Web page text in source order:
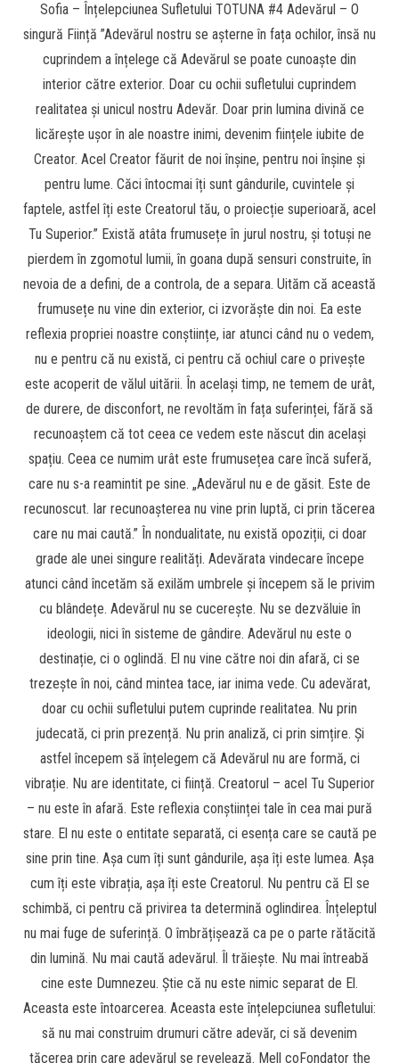
Sofia – Înțelepciunea Sufletului TOTUNA #4 Adevărul – O
singură Ființă ”Adevărul nostru se așterne în fața ochilor, însă nu
cuprindem a înțelege că Adevărul se poate cunoaște din
interior către exterior. Doar cu ochii sufletului cuprindem
realitatea și unicul nostru Adevăr. Doar prin lumina divină ce
licărește ușor în ale noastre inimi, devenim ființele iubite de
Creator. Acel Creator făurit de noi înșine, pentru noi înșine și
pentru lume. Căci întocmai îți sunt gândurile, cuvintele și
faptele, astfel îți este Creatorul tău, o proiecție superioară, acel
Tu Superior.” Există atâta frumusețe în jurul nostru, și totuși ne
pierdem în zgomotul lumii, în goana după sensuri construite, în
nevoia de a defini, de a controla, de a separa. Uităm că această
frumusețe nu vine din exterior, ci izvorăște din noi. Ea este
reflexia propriei noastre conștiințe, iar atunci când nu o vedem,
nu e pentru că nu există, ci pentru că ochiul care o privește
este acoperit de vălul uitării. În același timp, ne temem de urât,
de durere, de disconfort, ne revoltăm în fața suferinței, fără să
recunoaștem că tot ceea ce vedem este născut din același
spațiu. Ceea ce numim urât este frumusețea care încă suferă,
care nu s-a reamintit pe sine. „Adevărul nu e de găsit. Este de
recunoscut. Iar recunoașterea nu vine prin luptă, ci prin tăcerea
care nu mai caută.” În nondualitate, nu există opoziții, ci doar
grade ale unei singure realități. Adevărata vindecare începe
atunci când încetăm să exilăm umbrele și începem să le privim
cu blândețe. Adevărul nu se cucerește. Nu se dezvăluie în
ideologii, nici în sisteme de gândire. Adevărul nu este o
destinație, ci o oglindă. El nu vine către noi din afară, ci se
trezește în noi, când mintea tace, iar inima vede. Cu adevărat,
doar cu ochii sufletului putem cuprinde realitatea. Nu prin
judecată, ci prin prezență. Nu prin analiză, ci prin simțire. Și
astfel începem să înțelegem că Adevărul nu are formă, ci
vibrație. Nu are identitate, ci ființă. Creatorul – acel Tu Superior
– nu este în afară. Este reflexia conștiinței tale în cea mai pură
stare. El nu este o entitate separată, ci esența care se caută pe
sine prin tine. Așa cum îți sunt gândurile, așa îți este lumea. Așa
cum îți este vibrația, așa îți este Creatorul. Nu pentru că El se
schimbă, ci pentru că privirea ta determină oglindirea. Înțeleptul
nu mai fuge de suferință. O îmbrățișează ca pe o parte rătăcită
din lumină. Nu mai caută adevărul. Îl trăiește. Nu mai întreabă
cine este Dumnezeu. Știe că nu este nimic separat de El.
Aceasta este întoarcerea. Aceasta este înțelepciunea sufletului:
să nu mai construim drumuri către adevăr, ci să devenim
tăcerea prin care adevărul se revelează. Mell coFondator the